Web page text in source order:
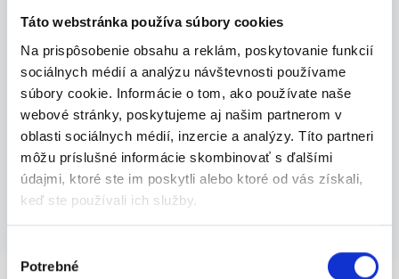
Táto webstránka používa súbory cookies
Na prispôsobenie obsahu a reklám, poskytovanie funkcií
sociálnych médií a analýzu návštevnosti používame
súbory cookie. Informácie o tom, ako používate naše
webové stránky, poskytujeme aj našim partnerom v
oblasti sociálnych médií, inzercie a analýzy. Títo partneri
môžu príslušné informácie skombinovať s ďalšími
údajmi, ktoré ste im poskytli alebo ktoré od vás získali,
keď ste používali ich služby.
súhlasu
Potrebné
Administratíva
Obchod-služby
Ostatné
Články
Všetky články »